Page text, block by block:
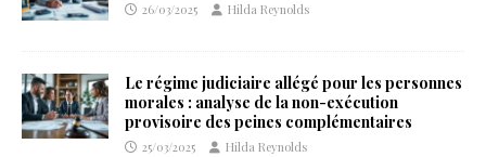
26/03/2025 Hilda Reynolds
Le régime judiciaire allégé pour les personnes
morales : analyse de la non-exécution
provisoire des peines complémentaires
25/03/2025 Hilda Reynolds